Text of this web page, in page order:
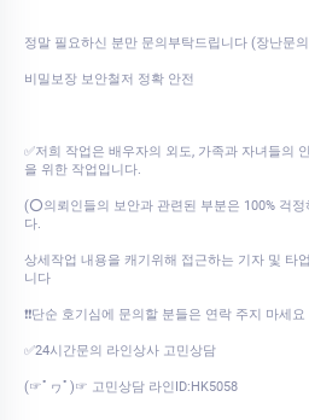
정말 필요하신 분만 문의부탁드립니다 (장난문
비밀보장 보안철저 정확 안전
✅저희 작업은 배우자의 외도, 가족과 자녀들의
을 위한 작업입니다.
(⭕의뢰인들의 보안과 관련된 부분은 100% 걱
다.
상세작업 내용을 캐기위해 접근하는 기자 및 타
니다
❗❗단순 호기심에 문의할 분들은 연락 주지 마세요
✅24시간문의 라인상사 고민상담
(☞ﾟヮﾟ)☞ 고민상담 라인ID:HK5058